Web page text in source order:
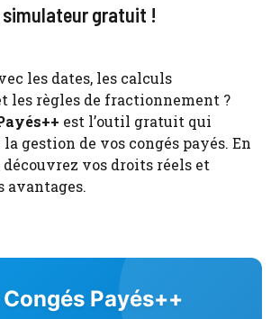
gratuit !
les dates, les calculs
les règles de fractionnement ?
est l’outil gratuit qui
gestion de vos congés payés. En
vos droits réels et
avantages.
Congés Payés++